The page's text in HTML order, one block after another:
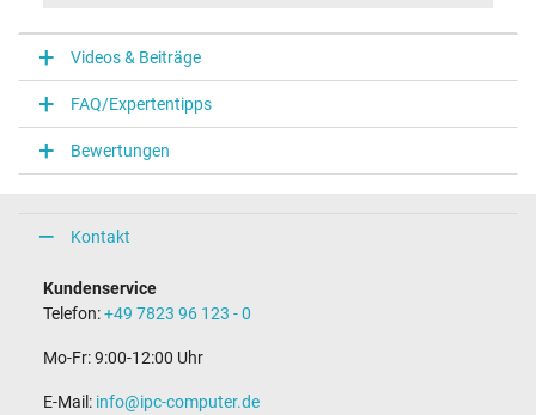
Funktions-LED
Funktions-LED im Gehäuse
Notebook Stecker
Steckertyp / -form
rund / 180° gerade
11,0 mm
Stift im Stecker
Nein
Länge Anschlusskabel (m) (ca.)
Videos & Beiträge
FAQ/Expertentipps
Bewertungen
Kontakt
Kundenservice
Telefon:+49 7823 96 123 - 0
Mo-Fr: 9:00-12:00 Uhr
E-Mail: info@ipc-computer.de